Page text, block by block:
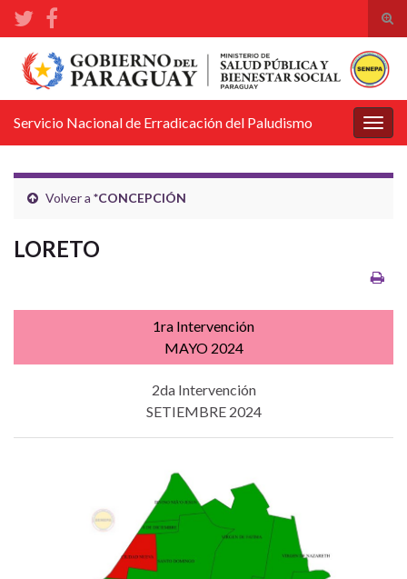
el
de
Search for:
la
Servicio Nacional de Erradicación del Paludismo
Volver a *CONCEPCIÓN
LORETO
1ra Intervención
MAYO 2024
2da Intervención
SETIEMBRE 2024